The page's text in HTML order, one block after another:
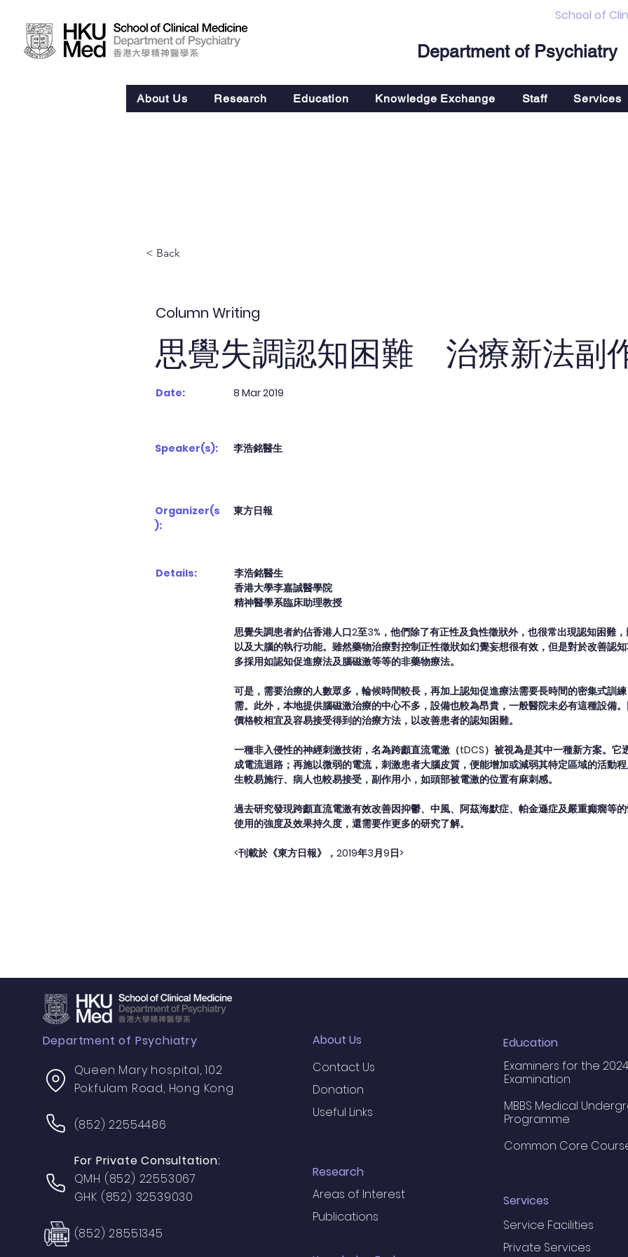
Department of Psychiatry
School of
About Us Research Education Knowledge Exchange Staff Services
< Back
Column Writing
思覺失調認知困難 治療新法副
Date: 8 Mar 2019
Speaker(s): 李浩銘醫生
Organizer(s
):
東方日報
Details:
李浩銘醫生
香港大學李嘉誠醫學院
精神醫學系臨床助理教授
思覺失調患者約佔香港人口2至3%，他們除了有正性及負性徵狀外，也很常出現認知困難
以及大腦的執行功能。雖然藥物治療對控制正性徵狀如幻覺妄想很有效，但是對於改善認
多採用如認知促進療法及腦磁激等等的非藥物療法。
可是，需要治療的人數眾多，輪候時間較長，再加上認知促進療法需要長時間的密集式訓
需。此外，本地提供腦磁激治療的中心不多，設備也較為昂貴，一般醫院未必有這種設備
價格較相宜及容易接受得到的治療方法，以改善患者的認知困難。
一種非入侵性的神經刺激技術，名為跨顱直流電激（tDCS）被視為是其中一種新方案。它
成電流迴路；再施以微弱的電流，刺激患者大腦皮質，便能增加或減弱其特定區域的活動
生較易施行、病人也較易接受，副作用小，如頭部被電激的位置有麻刺感。
過去研究發現跨顱直流電激有效改善因抑鬱、中風、阿茲海默症、帕金遜症及嚴重癲癇等
使用的強度及效果持久度，還需要作更多的研究了解。
<刊載於《東方日報》，2019年3月9日>
Department of Psychiatry
Queen Mary hospital, 102
Pokfulam Road, Hong Kong
(852) 22554486
For Private Consultation:
QMH (852) 22553067
GHK (852) 32539030
(852) 28551345
About Us
Contact Us
Donation
Useful Links
Research
Areas of Interest
Publications
Education
Examiners for the 2024
Examination
MBBS Medical
Programme
Common Core
Services
Service Facilities
Private Services